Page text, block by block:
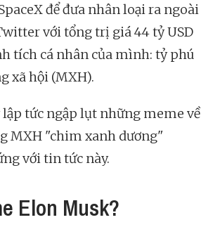
để đưa nhân loại ra ngoài
với tổng trị giá 44 tỷ USD
tích cá nhân của mình: tỷ phú
xã hội (MXH).
tức ngập lụt những meme về
MXH "chim xanh dương"
với tin tức này.
Elon Musk?